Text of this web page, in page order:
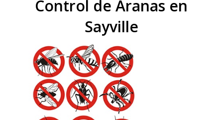
Control de Aranas en
Sayville